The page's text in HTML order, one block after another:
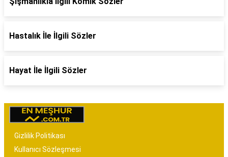
Hastalık İle İlgili Sözler
Hayat İle İlgili Sözler
Gizlilik Politikası
Kullanıcı Sözleşmesi